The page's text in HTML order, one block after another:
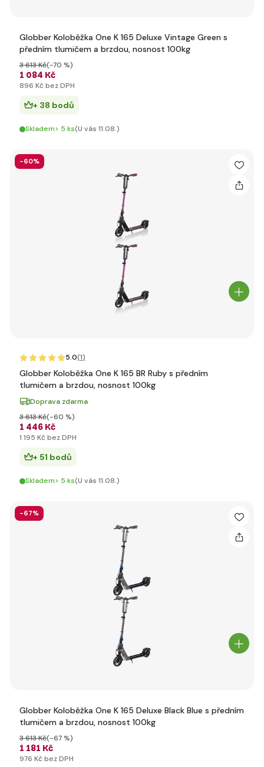
Globber Koloběžka One K 165 Deluxe Vintage Green s
předním tlumičem a brzdou, nosnost 100kg
1 084 Kč
3 613 Kč(-70 %)
896 Kč bez DPH
+ 38 bodů
Skladem> 5 ks(U vás 11.08.)
-60%
5.0(1)
Globber Koloběžka One K 165 BR Ruby s předním
tlumičem a brzdou, nosnost 100kg
Doprava zdarma
1 446 Kč
3 613 Kč(-60 %)
1 195 Kč bez DPH
+ 51 bodů
Skladem> 5 ks(U vás 11.08.)
-67%
Globber Koloběžka One K 165 Deluxe Black Blue s předním
tlumičem a brzdou, nosnost 100kg
1 181 Kč
3 613 Kč(-67 %)
976 Kč bez DPH